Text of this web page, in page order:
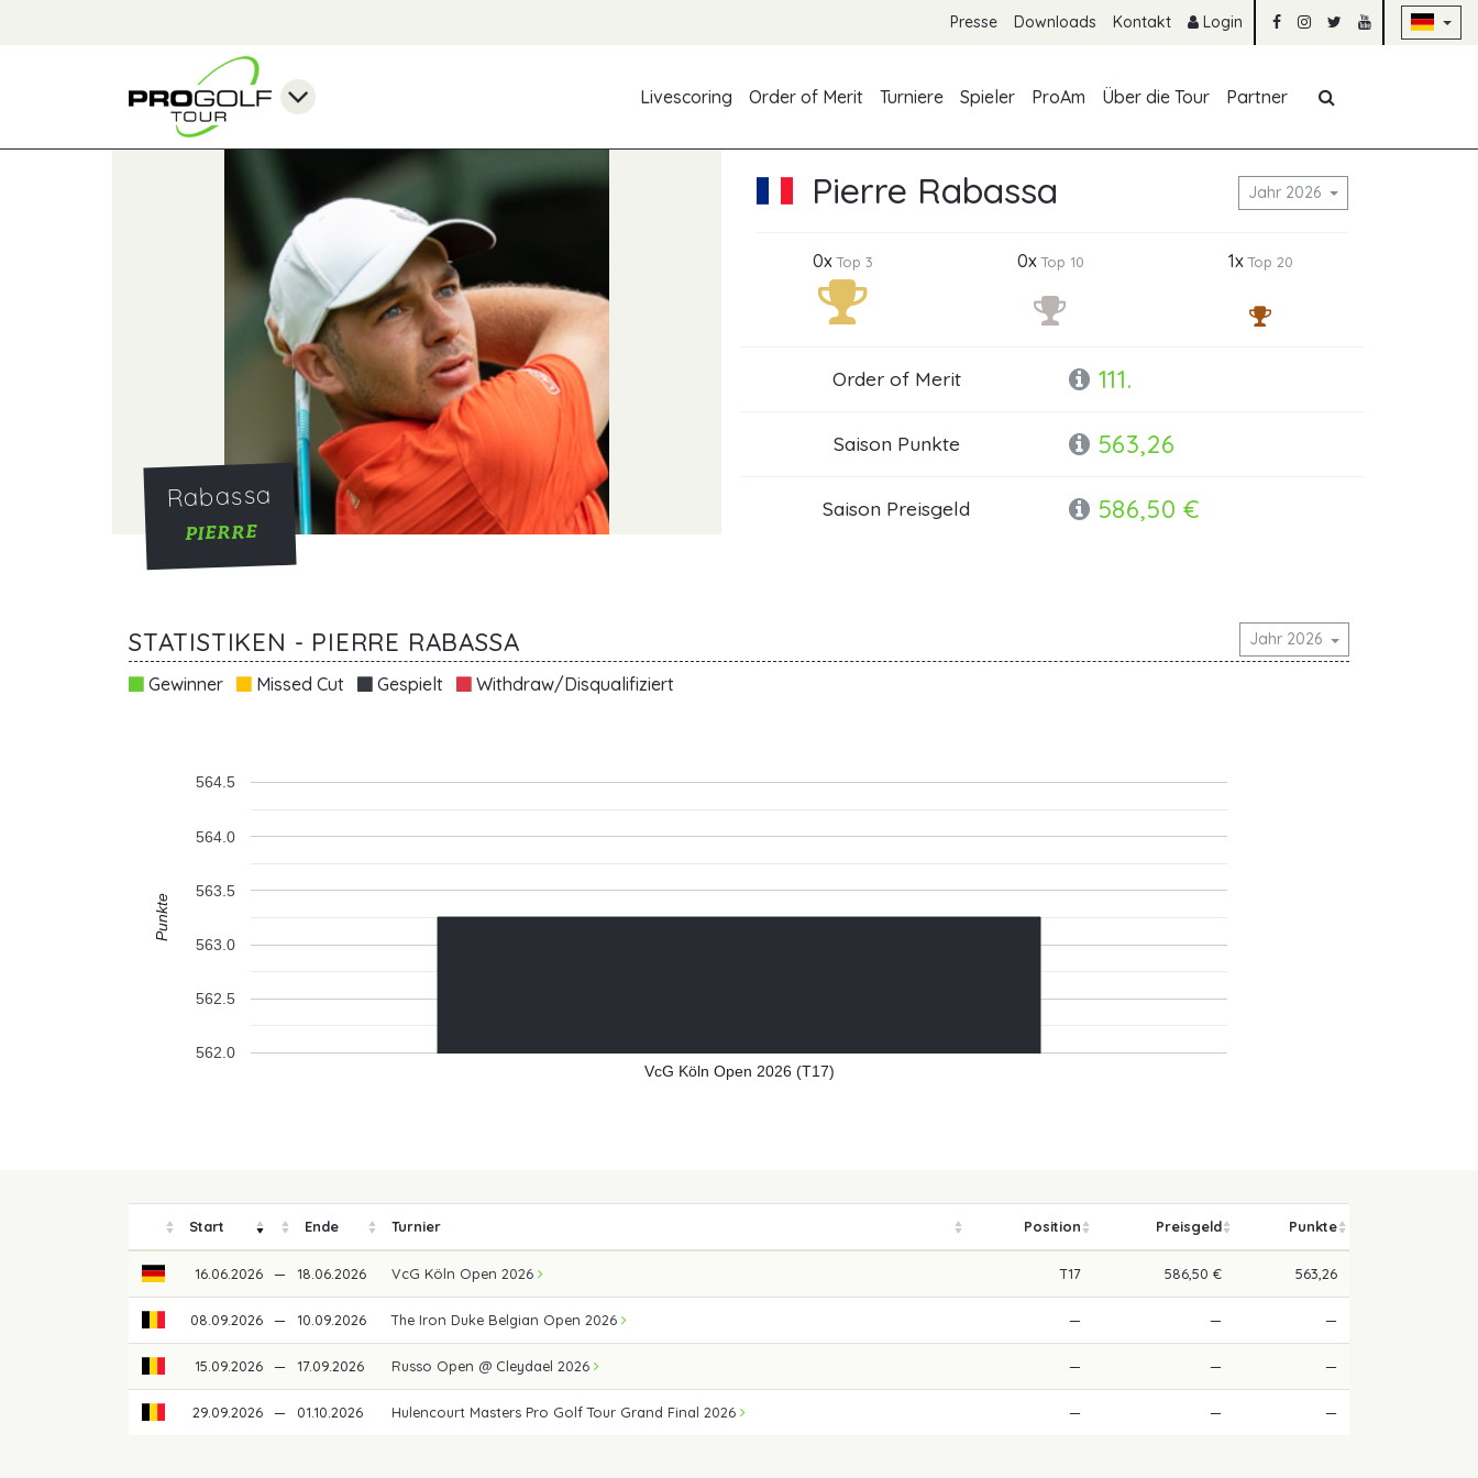
Presse Downloads Kontakt Login
Livescoring
Order of Merit Turniere Spieler ProAm Über die Tour Partner
Rabassa
PIERRE
Pierre Rabassa Jahr 2026
0xTop 3 0xTop 10 1xTop 20
Order of Merit 111.
Saison Punkte 563,26
Saison Preisgeld 586,50 €
STATISTIKEN - PIERRE RABASSA Jahr 2026
Gewinner Missed Cut Gespielt Withdraw/Disqualifiziert
VcG Köln Open 2026 (T17)
562.0
562.5
563.0
563.5
564.0
564.5
Punkte
Start Ende Turnier Position Preisgeld Punkte
16.06.2026 — 18.06.2026 VcG Köln Open 2026 T17 586,50 € 563,26
08.09.2026 — 10.09.2026 The Iron Duke Belgian Open 2026 — — —
15.09.2026 — 17.09.2026 Russo Open @ Cleydael 2026 — — —
29.09.2026 — 01.10.2026 Hulencourt Masters Pro Golf Tour Grand Final 2026 — — —